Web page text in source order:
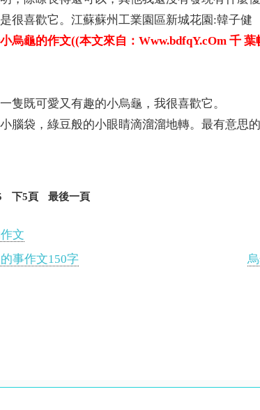
很喜歡它。江蘇蘇州工業園區新城花園:韓子健
烏龜的作文((本文來自：Www.bdfqY.cOm 千 葉
隻既可愛又有趣的小烏龜，我很喜歡它。
腦袋，綠豆般的小眼睛滴溜溜地轉。最有意思
下5頁 最後一頁
文
事作文150字